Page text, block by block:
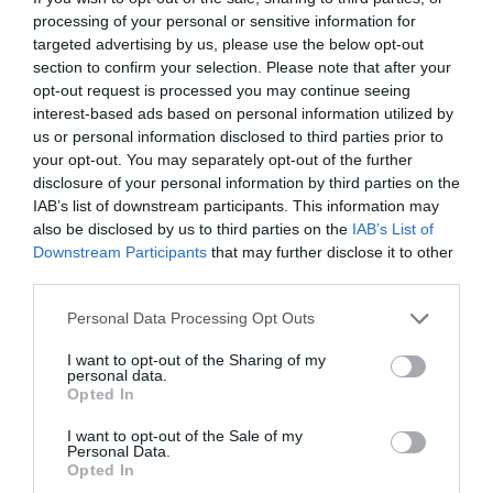
processing of your personal or sensitive information for
targeted advertising by us, please use the below opt-out
section to confirm your selection. Please note that after your
opt-out request is processed you may continue seeing
interest-based ads based on personal information utilized by
us or personal information disclosed to third parties prior to
your opt-out. You may separately opt-out of the further
disclosure of your personal information by third parties on the
IAB’s list of downstream participants. This information may
also be disclosed by us to third parties on the IAB’s List of
Downstream Participants that may further disclose it to other
Please note that this website/app uses one or more Google
not limited to your visit or usage behaviour. You may click to
grant or deny consent to Google and its third-party tags to
use your data for below specified purposes in below Google
consent section.
Personal Data Processing Opt Outs
I want to opt-out of the Sharing of my
personal data.
Opted In
I want to opt-out of the Sale of my
Personal Data.
Opted In
A szakemberek szerint fontos tudatosítani
magunkban, hogynem az ízeknek és a laktató
ételeknek intünk búcsút a veganizmussal, csak
az állati eredetű élelmiszereknek. Épp ezért
hasznos, ha a kedvenc ízeinket, textúriáinkat
megpróbáljuk átültetni húsmentes verzióba.
Például, ha szeretjük a csirkét, váltsunk tofura,
aminek hasonló a textúrája és az íze, ráadásul bátran
fűszerezhetjük is úgy, ahogy mi szeretnénk.
Szerencsére ma már egyre több ételből találunk
húsmentes opciót is, így például ha hamburgerre
egyre több helyen kaphatók.
Új receptek megtanulása
Sokan állítják, hogy ez az egyik legnehezebb és